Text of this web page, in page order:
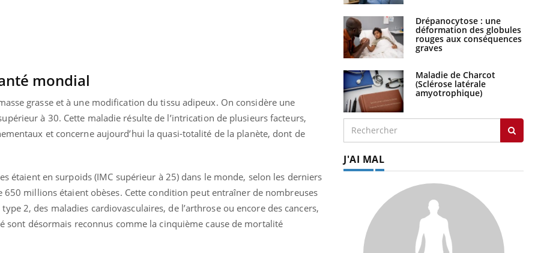
mondial
grasse et à une modification du tissu adipeux. On considère une
à 30. Cette maladie résulte de l’intrication de plusieurs facteurs,
et concerne aujourd’hui la quasi-totalité de la planète, dont de
étaient en surpoids (IMC supérieur à 25) dans le monde, selon les derniers
650 millions étaient obèses. Cette condition peut entraîner de nombreuses
2, des maladies cardiovasculaires, de l’arthrose ou encore des cancers,
sont désormais reconnus comme la cinquième cause de mortalité
Drépanocytose : une
déformation des globules
rouges aux conséquences
graves
Maladie de Charcot
(Sclérose latérale
amyotrophique)
J'AI MAL